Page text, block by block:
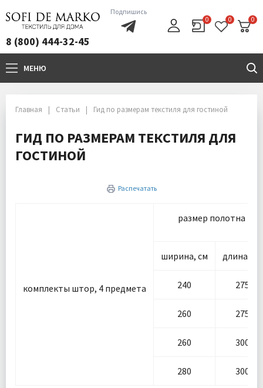
8 (800) 444-32-45
Подпишись
0 0 0
МЕНЮ
Главная Статьи Гид по размерам текстиля для гостиной
ГИД ПО РАЗМЕРАМ ТЕКСТИЛЯ ДЛЯ
ГОСТИНОЙ
Распечатать
комплекты штор, 4 предмета
размер полотна
ширина, см длина, см
240 275
260 275
260 300
280 300